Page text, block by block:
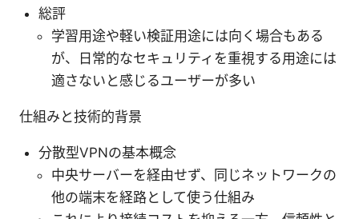
総評
学習用途や軽い検証用途には向く場合もある
が、日常的なセキュリティを重視する用途には
適さないと感じるユーザーが多い
仕組みと技術的背景
分散型VPNの基本概念
中央サーバーを経由せず、同じネットワークの
他の端末を経路として使う仕組み